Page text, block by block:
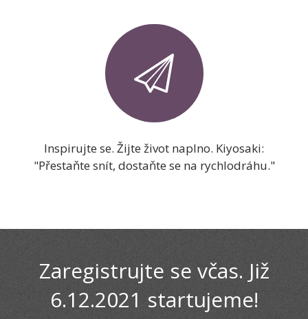
Inspirujte se. Žijte život naplno. Kiyosaki:
"Přestaňte snít, dostaňte se na rychlodráhu."
Zaregistrujte se včas. Již
6.12.2021 startujeme!